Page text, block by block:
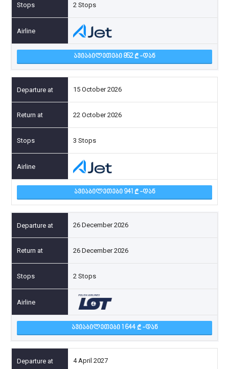
2 Stops
ᲐᲕᲘᲐᲑᲘᲚᲔᲗᲔᲑᲘ 852 -ᲓᲐᲜ
15 October 2026
22 October 2026
3 Stops
ᲐᲕᲘᲐᲑᲘᲚᲔᲗᲔᲑᲘ 941 -ᲓᲐᲜ
26 December 2026
26 December 2026
2 Stops
ᲐᲕᲘᲐᲑᲘᲚᲔᲗᲔᲑᲘ 1 644 -ᲓᲐᲜ
4 April 2027